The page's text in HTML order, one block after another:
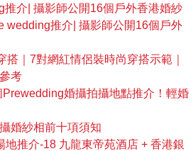
介| 攝影師公開16個戶外香港婚紗
wedding推介| 攝影師公開16個戶外
搭｜7對網紅情侶裝時尚穿搭示範｜
考
婚攝拍攝地點推介！輕婚
婚紗相前十項須知
地推介-18 九龍東帝苑酒店 + 香港銀